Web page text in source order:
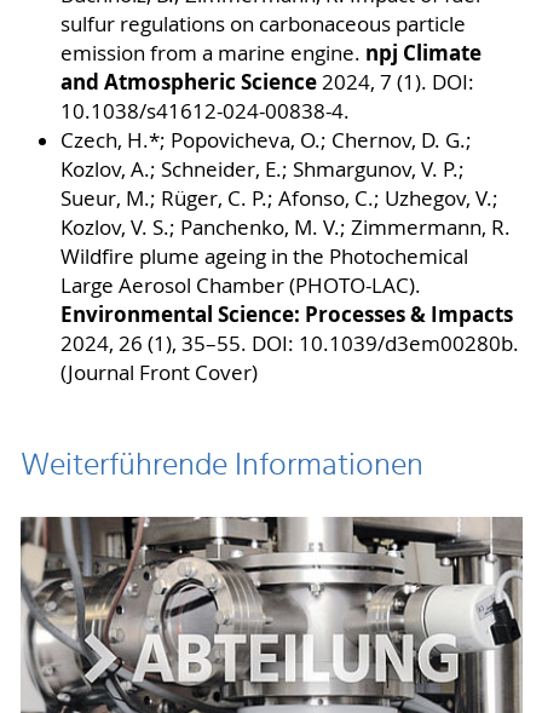
sulfur regulations on carbonaceous particle
emission from a marine engine. npj Climate
and Atmospheric Science2024, 7 (1). DOI:
10.1038/s41612-024-00838-4.
Czech, H.*; Popovicheva, O.; Chernov, D. G.;
Kozlov, A.; Schneider, E.; Shmargunov, V. P.;
Sueur, M.; Rüger, C. P.; Afonso, C.; Uzhegov, V.;
Kozlov, V. S.; Panchenko, M. V.; Zimmermann, R.
Wildfire plume ageing in the Photochemical
Large Aerosol Chamber (PHOTO-LAC).
Environmental Science: Processes & Impacts
2024, 26 (1), 35–55. DOI: 10.1039/d3em00280b.
(Journal Front Cover)
Weiterführende Informationen